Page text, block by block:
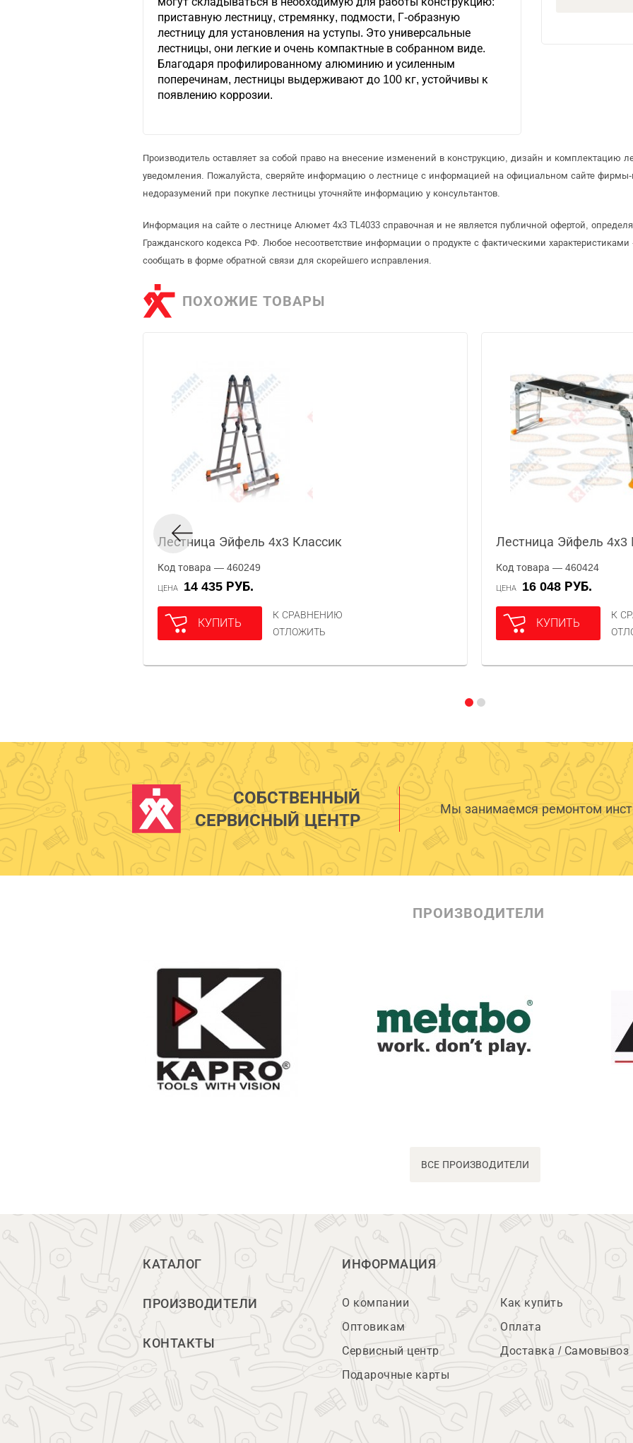
приставную лестницу, стремянку, подмости, Г-образную
лестницу для установления на уступы. Это универсальные
лестницы, они легкие и очень компактные в собранном виде.
Благодаря профилированному алюминию и усиленным
поперечинам, лестницы выдерживают до 100 кг, устойчивы к
появлению коррозии.
Производитель оставляет за собой право на внесение изменений в конструкцию, дизайн и комплектацию
уведомления. Пожалуйста, сверяйте информацию о лестнице с информацией на официальном сайте
недоразумений при покупке лестницы уточняйте информацию у консультантов.
Информация на сайте о лестнице Алюмет 4х3 TL4033 справочная и не является публичной офертой,
Гражданского кодекса РФ. Любое несоответствие информации о продукте с фактическими
сообщать в форме обратной связи для скорейшего исправления.
ПОХОЖИЕ ТОВАРЫ
Лестница Эйфель 4х3 Классик
Код товара — 460249
ЦЕНА 14 435 РУБ.
КУПИТЬ
К СРАВНЕНИЮ
ОТЛОЖИТЬ
Лестница Эйфель 4х3
Код товара — 460424
ЦЕНА 16 048 РУБ.
КУПИТЬ
К
СОБСТВЕННЫЙ
СЕРВИСНЫЙ ЦЕНТР
Мы занимаемся ремонтом
ПРОИЗВОДИТЕЛИ
ВСЕ ПРОИЗВОДИТЕЛИ
КАТАЛОГ
ПРОИЗВОДИТЕЛИ
КОНТАКТЫ
ИНФОРМАЦИЯ
О компании
Оптовикам
Сервисный центр
Подарочные карты
Как купить
Оплата
Доставка / Самовывоз